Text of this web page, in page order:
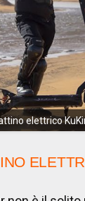
elettrico